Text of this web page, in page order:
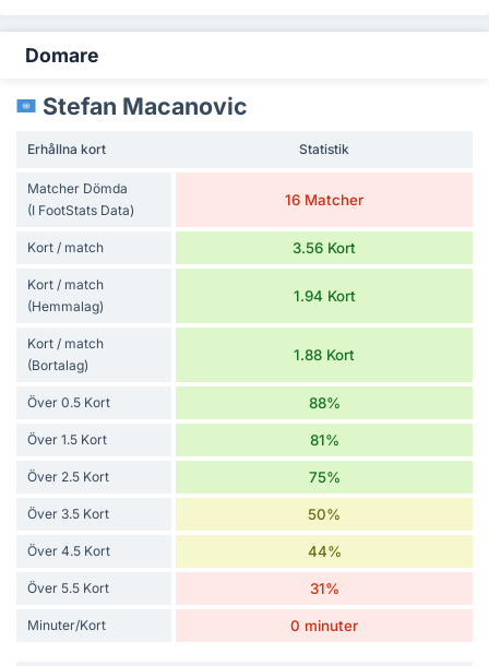
Domare
Stefan Macanovic
Erhållna kort Statistik
Matcher Dömda
(I FootStats Data)
16 Matcher
Kort / match 3.56 Kort
Kort / match
(Hemmalag)
1.94 Kort
Kort / match
(Bortalag)
1.88 Kort
Över 0.5 Kort 88%
Över 1.5 Kort 81%
Över 2.5 Kort 75%
Över 3.5 Kort 50%
Över 4.5 Kort 44%
Över 5.5 Kort 31%
Minuter/Kort 0 minuter